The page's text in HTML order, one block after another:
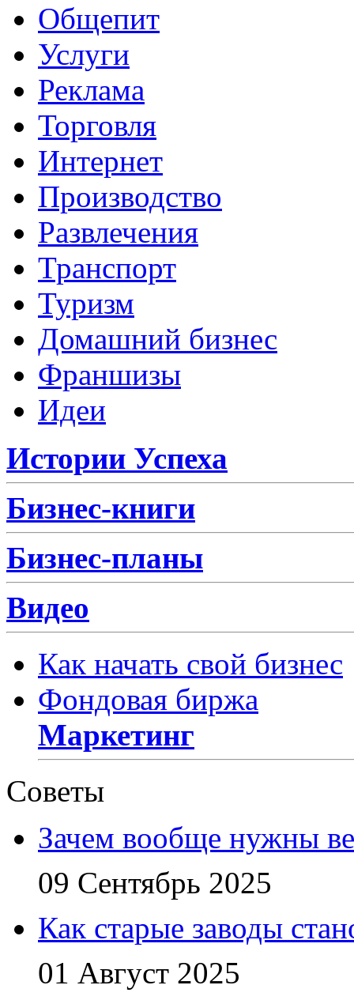
Общепит
Услуги
Реклама
Торговля
Интернет
Производство
Развлечения
Транспорт
Туризм
Домашний бизнес
Франшизы
Идеи
Истории Успеха
Бизнес-книги
Бизнес-планы
Видео
Как начать свой бизнес
Фондовая биржа
Маркетинг
Советы
Зачем вообще нужны
09 Сентябрь 2025
Как старые заводы
01 Август 2025